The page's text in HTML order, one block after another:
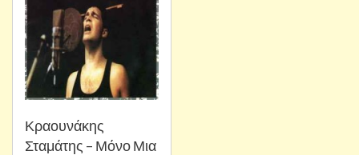
Κραουνάκης
Σταμάτης ‎– Μόνο Μια